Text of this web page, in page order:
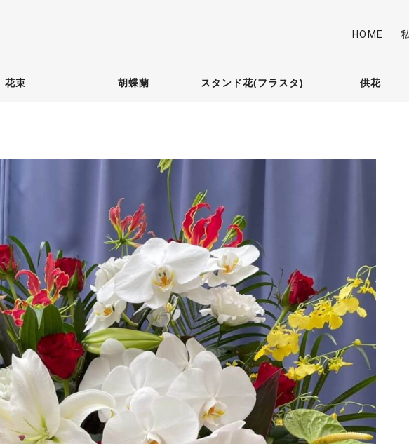
HOME
花束 胡蝶蘭 スタンド花(フラスタ) 供花